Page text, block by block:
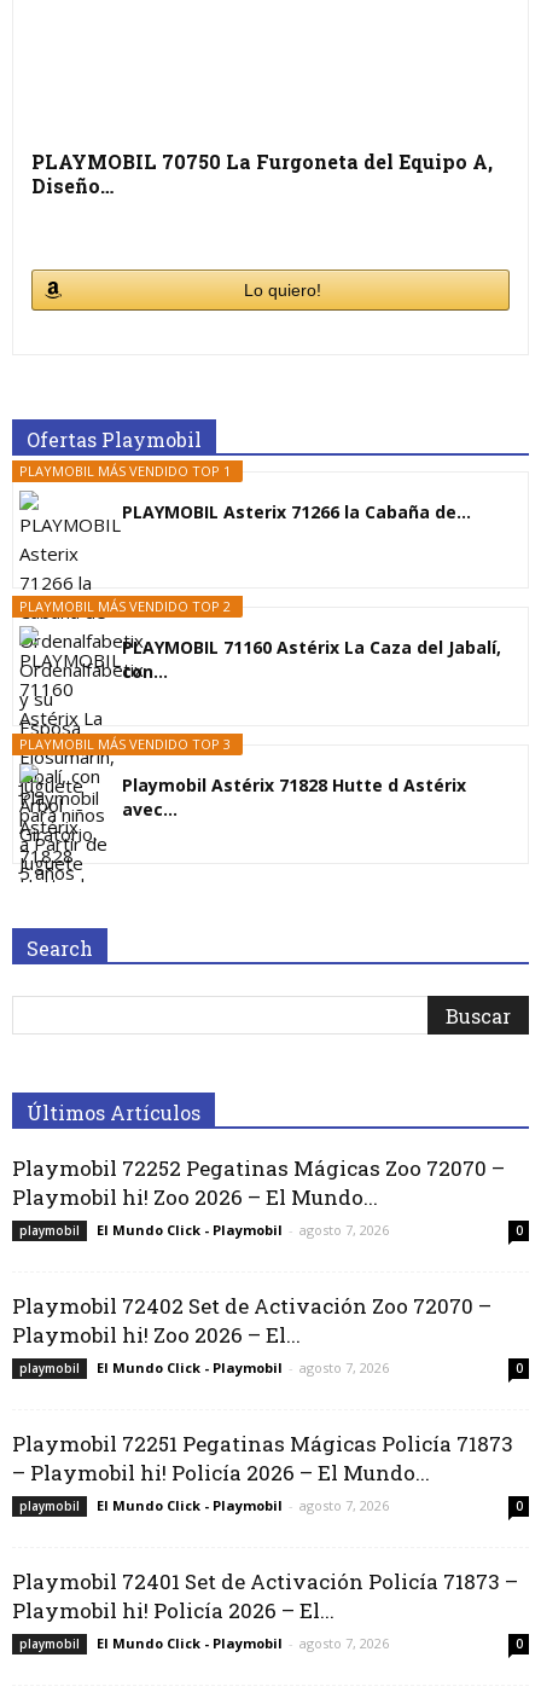
PLAYMOBIL 70750 La Furgoneta del Equipo A,
Diseño…
Lo quiero!
Ofertas Playmobil
PLAYMOBIL MÁS VENDIDO TOP 1
PLAYMOBIL Asterix 71266 la Cabaña de...
PLAYMOBIL MÁS VENDIDO TOP 2
PLAYMOBIL 71160 Astérix La Caza del Jabalí,
con...
PLAYMOBIL MÁS VENDIDO TOP 3
Playmobil Astérix 71828 Hutte d Astérix
avec...
Search
Últimos Artículos
Playmobil 72252 Pegatinas Mágicas Zoo 72070 –
Playmobil hi! Zoo 2026 – El Mundo...
playmobil El Mundo Click - Playmobil - agosto 7, 2026 0
Playmobil 72402 Set de Activación Zoo 72070 –
Playmobil hi! Zoo 2026 – El...
playmobil El Mundo Click - Playmobil - agosto 7, 2026 0
Playmobil 72251 Pegatinas Mágicas Policía 71873
– Playmobil hi! Policía 2026 – El Mundo...
playmobil El Mundo Click - Playmobil - agosto 7, 2026 0
Playmobil 72401 Set de Activación Policía 71873 –
Playmobil hi! Policía 2026 – El...
playmobil El Mundo Click - Playmobil - agosto 7, 2026 0